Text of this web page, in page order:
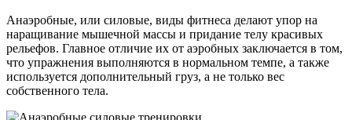
Анаэробные, или силовые, виды фитнеса делают упор на
наращивание мышечной массы и придание телу красивых
рельефов. Главное отличие их от аэробных заключается в том,
что упражнения выполняются в нормальном темпе, а также
используется дополнительный груз, а не только вес
собственного тела.